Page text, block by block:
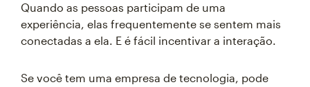
Quando as pessoas participam de uma
experiência, elas frequentemente se sentem mais
conectadas a ela. E é fácil incentivar a interação.
Se você tem uma empresa de tecnologia, pode